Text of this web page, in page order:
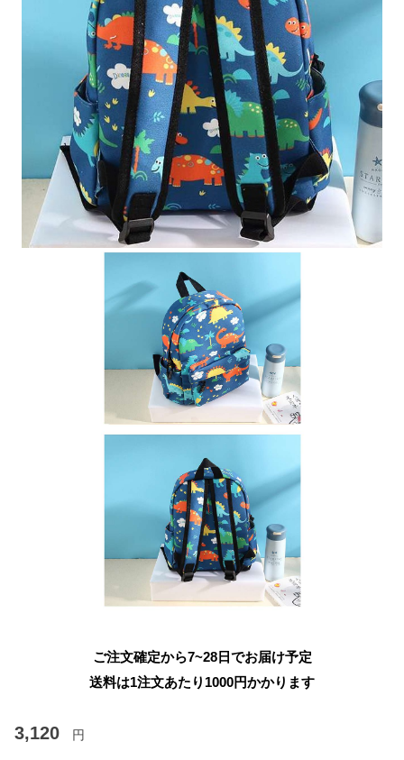
ご注文確定から7~28日でお届け予定
送料は1注文あたり 1000円かかります
3,120 円